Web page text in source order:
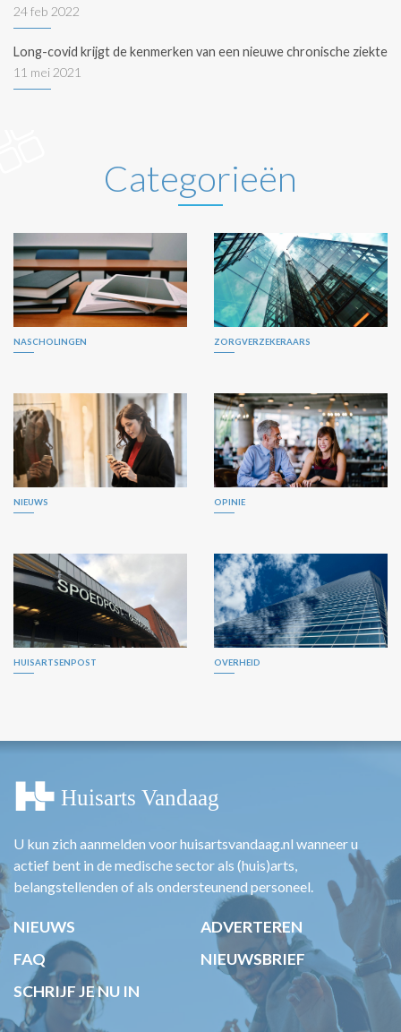
24 feb 2022
Long-covid krijgt de kenmerken van een nieuwe chronische ziekte
11 mei 2021
Categorieën
NASCHOLINGEN ZORGVERZEKERAARS
NIEUWS OPINIE
HUISARTSENPOST OVERHEID
U kun zich aanmelden voor huisartsvandaag.nl wanneer u
actief bent in de medische sector als (huis)arts,
belangstellenden of als ondersteunend personeel.
NIEUWS
ADVERTEREN
FAQ
NIEUWSBRIEF
SCHRIJF JE NU IN